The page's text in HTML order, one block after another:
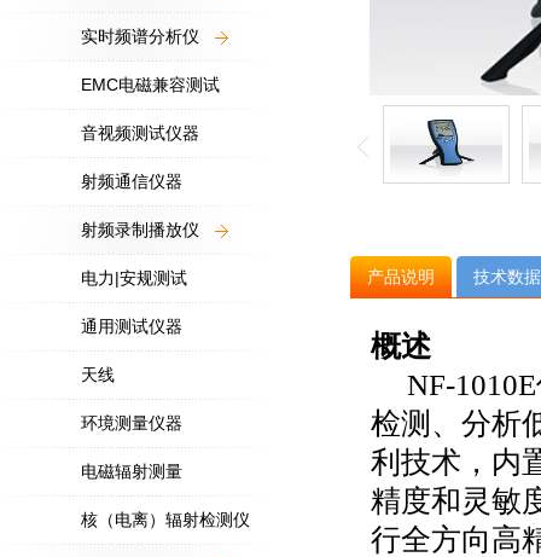
实时频谱分析仪
EMC电磁兼容测试
音视频测试仪器
射频通信仪器
射频录制播放仪
电力|安规测试
通用测试仪器
天线
环境测量仪器
电磁辐射测量
核（电离）辐射检测仪
产品说明 技术数据
概述
NF-1010E
检测、分析
利技术，内
精度和灵敏
行全方向高